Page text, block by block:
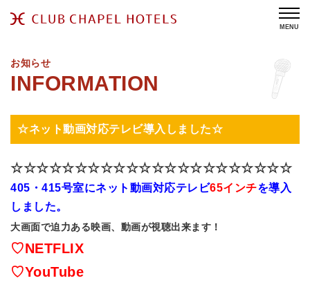
MENU
お知らせ
☆ネット動画対応テレビ導入しました☆
☆☆☆☆☆☆☆☆☆☆☆☆☆☆☆☆☆☆☆☆☆☆
405・415号室にネット動画対応テレビ65インチを導入
しました。
大画面で迫力ある映画、動画が視聴出来ます！
♡NETFLIX
♡YouTube